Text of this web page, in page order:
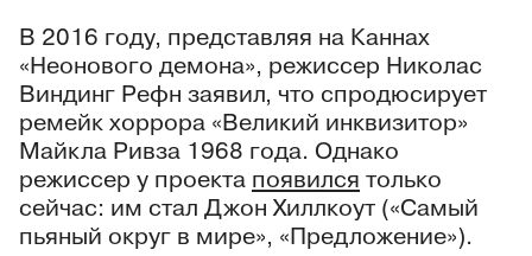
В 2016 году, представляя на Каннах
«Неонового демона», режиссер Николас
Виндинг Рефн заявил, что спродюсирует
ремейк хоррора «Великий инквизитор»
Майкла Ривза 1968 года. Однако
режиссер у проекта появился только
сейчас: им стал Джон Хиллкоут («Самый
пьяный округ в мире», «Предложение»).